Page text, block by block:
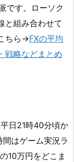
です。ローソク
と組み合わせて
ちら→FXの平均
戦略などまとめ
日21時40分頃か
はゲーム実況ラ
10万円をどこま